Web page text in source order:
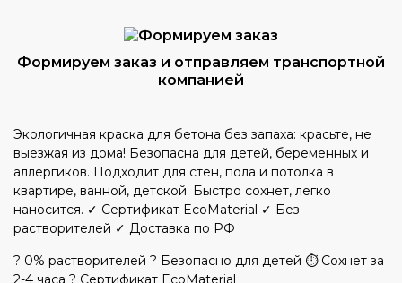
Формируем заказ и отправляем транспортной
компанией
Экологичная краска для бетона без запаха: красьте, не
выезжая из дома! Безопасна для детей, беременных и
аллергиков. Подходит для стен, пола и потолка в
квартире, ванной, детской. Быстро сохнет, легко
наносится. ✓ Сертификат EcoMaterial ✓ Без
растворителей ✓ Доставка по РФ
? 0% растворителей ? Безопасно для детей ⏱️ Сохнет за
2-4 часа ? Сертификат EcoMaterial